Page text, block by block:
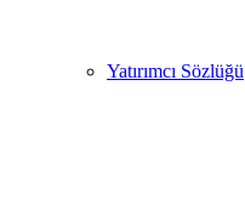
Yatırımcı Sözlüğü